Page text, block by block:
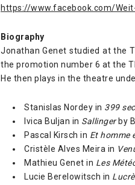
https://www.facebook.com/
Biography
Jonathan Genet studied at the
the promotion number 6 at the
He then plays in the theatre
Stanislas Nordey in 399
Ivica Buljan in Sallingerby
Pascal Kirsch in Et homme
Cristèle Alves Meira in
Mathieu Genet in Les
Lucie Berelowitsch in